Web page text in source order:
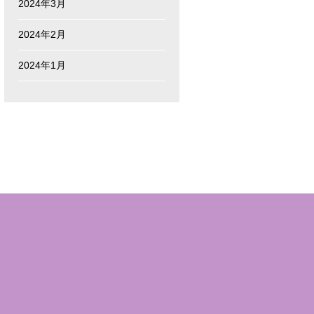
2024年3月
2024年2月
2024年1月